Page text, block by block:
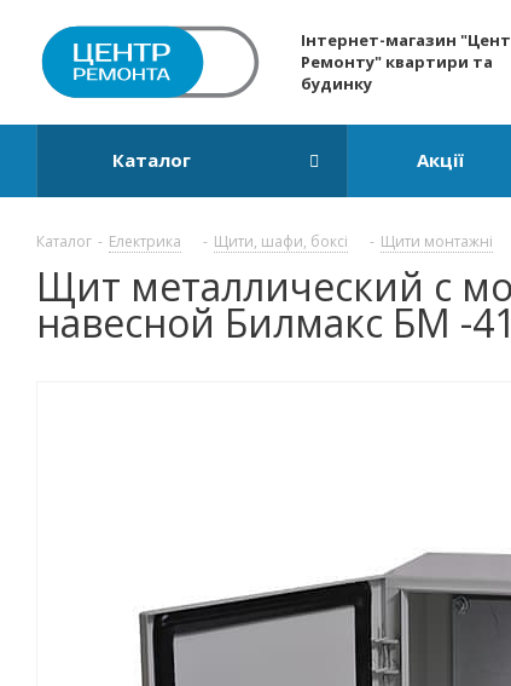
Інтернет-магазин
Ремонту" квартири та
будинку
Каталог Акції
Каталог - Електрика - Щити, шафи, боксі - Щити монтажні
Щит металлический с
навесной Билмакс БМ -